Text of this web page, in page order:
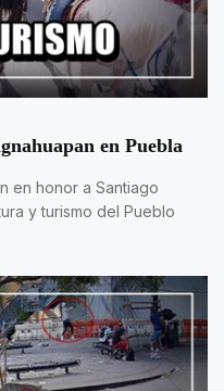
en Puebla
en honor a Santiago
y turismo del Pueblo